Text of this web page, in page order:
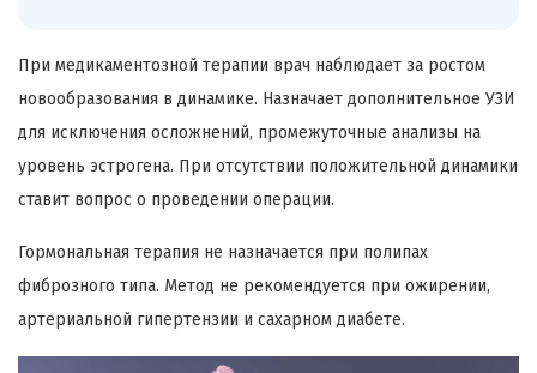
При медикаментозной терапии врач наблюдает за ростом
новообразования в динамике. Назначает дополнительное УЗИ
для исключения осложнений, промежуточные анализы на
уровень эстрогена. При отсутствии положительной динамики
ставит вопрос о проведении операции.
Гормональная терапия не назначается при полипах
фиброзного типа. Метод не рекомендуется при ожирении,
артериальной гипертензии и сахарном диабете.